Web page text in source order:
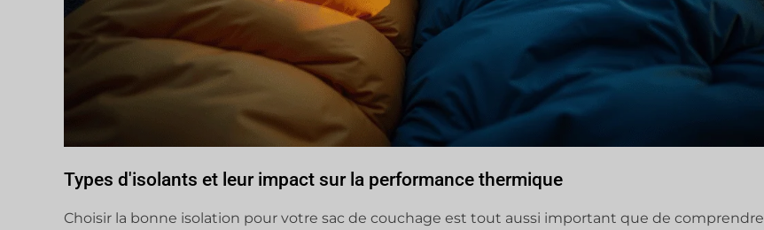
Types d'isolants et leur impact sur la performance thermique
Choisir la bonne isolation pour votre sac de couchage est tout aussi important que de comprendre